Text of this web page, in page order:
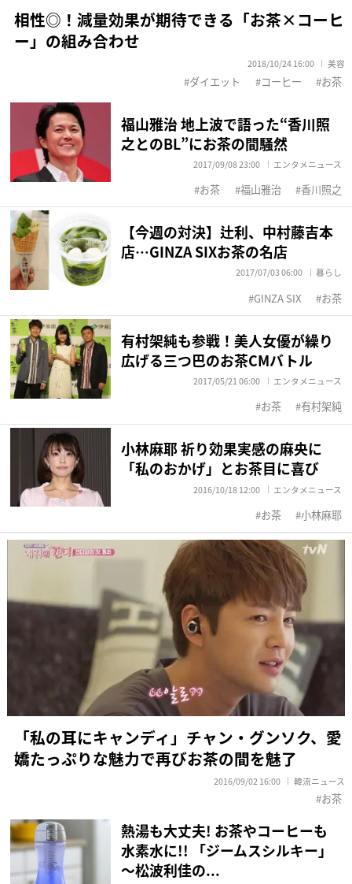
相性◎！減量効果が期待できる「お茶×コーヒ
ー」の組み合わせ
2018/10/24 16:00 美容
ダイエット コーヒー お茶
福山雅治 地上波で語った“香川照
之とのBL”にお茶の間騒然
2017/09/08 23:00 エンタメニュース
お茶 福山雅治 香川照之
【今週の対決】辻利、中村藤吉本
店…GINZA SIXお茶の名店
2017/07/03 06:00 暮らし
GINZA SIX お茶
有村架純も参戦！美人女優が繰り
広げる三つ巴のお茶CMバトル
2017/05/21 06:00 エンタメニュース
お茶 有村架純
小林麻耶 祈り効果実感の麻央に
「私のおかげ」とお茶目に喜び
2016/10/18 12:00 エンタメニュース
お茶 小林麻耶
「私の耳にキャンディ」チャン・グンソク、愛
嬌たっぷりな魅力で再びお茶の間を魅了
2016/09/02 16:00 韓流ニュース
お茶
熱湯も大丈夫! お茶やコーヒーも
水素水に!! 「ジームスシルキー」
～松波利佳の...